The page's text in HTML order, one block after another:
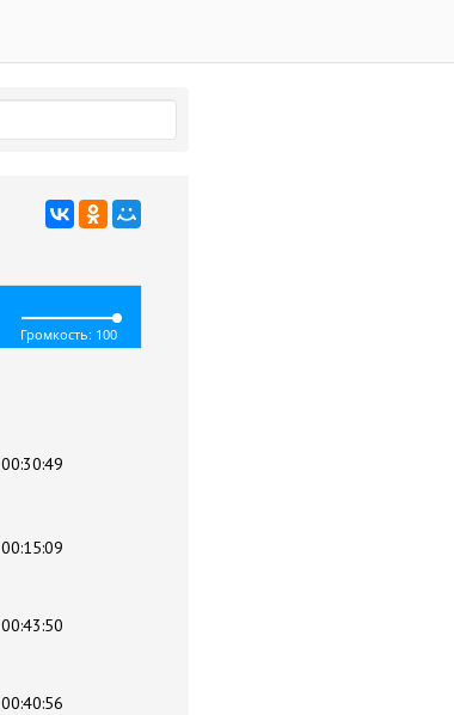
Громкость: 100
00:30:49
00:15:09
00:43:50
00:40:56